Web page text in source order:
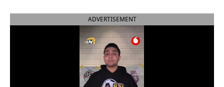
ADVERTISEMENT